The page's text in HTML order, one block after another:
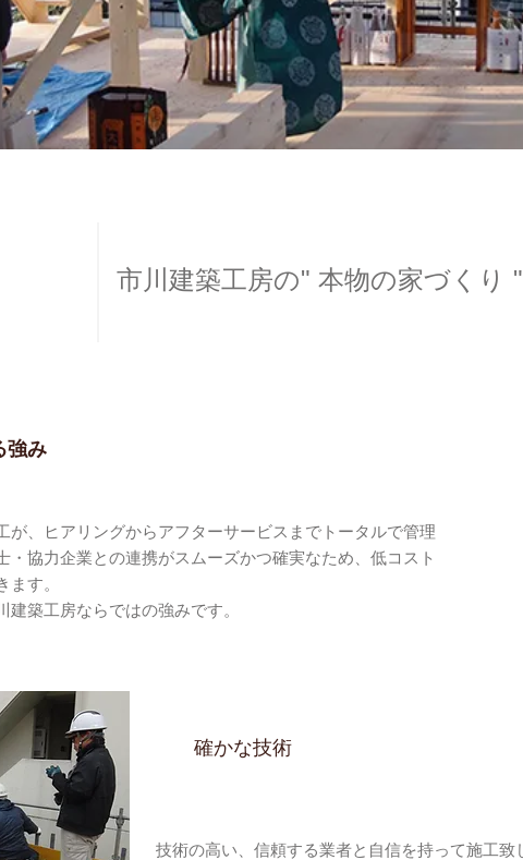
市川建築工房の" 本物の家づくり
強み
が、ヒアリングからアフターサービスまでトータルで管理
・協力企業との連携がスムーズかつ確実なため、低コスト
す。
築工房ならではの強みです。
確かな技術
技術の高い、信頼する業者と自信を持って施工致